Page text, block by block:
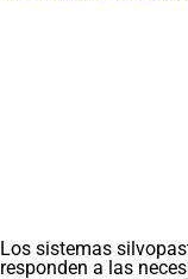
Los sistemas
responden a las